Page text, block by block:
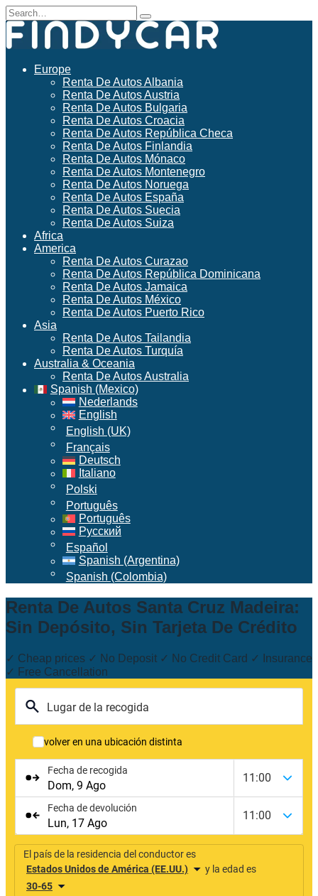
Skip
to
content
Search
for:
Europe
Renta De Autos Albania
Renta De Autos Austria
Renta De Autos Bulgaria
Renta De Autos Croacia
Renta De Autos República Checa
Renta De Autos Finlandia
Renta De Autos Mónaco
Renta De Autos Montenegro
Renta De Autos Noruega
Renta De Autos España
Renta De Autos Suecia
Renta De Autos Suiza
Africa
America
Renta De Autos Curazao
Renta De Autos República Dominicana
Renta De Autos Jamaica
Renta De Autos México
Renta De Autos Puerto Rico
Asia
Renta De Autos Tailandia
Renta De Autos Turquía
Australia & Oceania
Renta De Autos Australia
Spanish (Mexico)
Nederlands
English
English (UK)
Français
Deutsch
Italiano
Polski
Português
Português
Русский
Español
Spanish (Argentina)
Spanish (Colombia)
Renta De Autos Santa Cruz Madeira:
Sin Depósito, Sin Tarjeta De Crédito
✓ Cheap prices ✓ No Deposit ✓ No Credit Card ✓ Insurance
✓ Free Cancellation